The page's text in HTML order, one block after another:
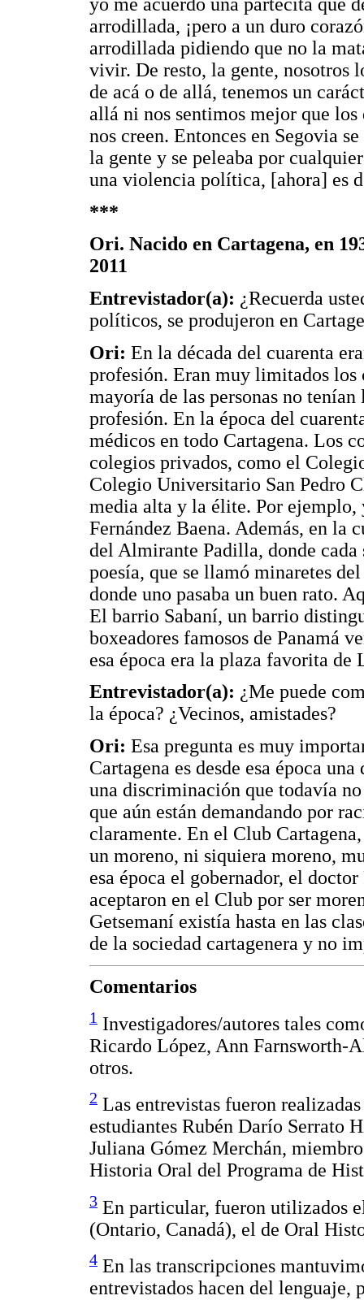
yo me acuerdo una partecita que
arrodillada, ¡pero a un duro
arrodillada pidiendo que no la
vivir. De resto, la gente, nosotros
de acá o de allá, tenemos un
allá ni nos sentimos mejor que
nos creen. Entonces en Segovia
la gente y se peleaba por
una violencia política, [ahora] es
***
Ori. Nacido en Cartagena, en
2011
Entrevistador(a): ¿Recuerda
políticos, se produjeron en
Ori: En la década del cuarenta
profesión. Eran muy limitados los
mayoría de las personas no
profesión. En la época del
médicos en todo Cartagena. Los
colegios privados, como el
Colegio Universitario San Pedro
media alta y la élite. Por ejemplo,
Fernández Baena. Además, en la
del Almirante Padilla, donde cada
poesía, que se llamó minaretes
donde uno pasaba un buen rato.
El barrio Sabaní, un barrio
boxeadores famosos de Panamá
esa época era la plaza favorita
Entrevistador(a): ¿Me puede
la época? ¿Vecinos, amistades?
Ori: Esa pregunta es muy
Cartagena es desde esa época
una discriminación que todavía
que aún están demandando por
claramente. En el Club
un moreno, ni siquiera moreno,
esa época el gobernador, el
aceptaron en el Club por ser
Getsemaní existía hasta en las
de la sociedad cartagenera y no
Comentarios
1 Investigadores/autores tales
Ricardo López, Ann Farnsworth-
otros.
2 Las entrevistas fueron
estudiantes Rubén Darío Serrato
Juliana Gómez Merchán,
Historia Oral del Programa de
3 En particular, fueron utilizados
(Ontario, Canadá), el de Oral
4 En las transcripciones
entrevistados hacen del lenguaje,